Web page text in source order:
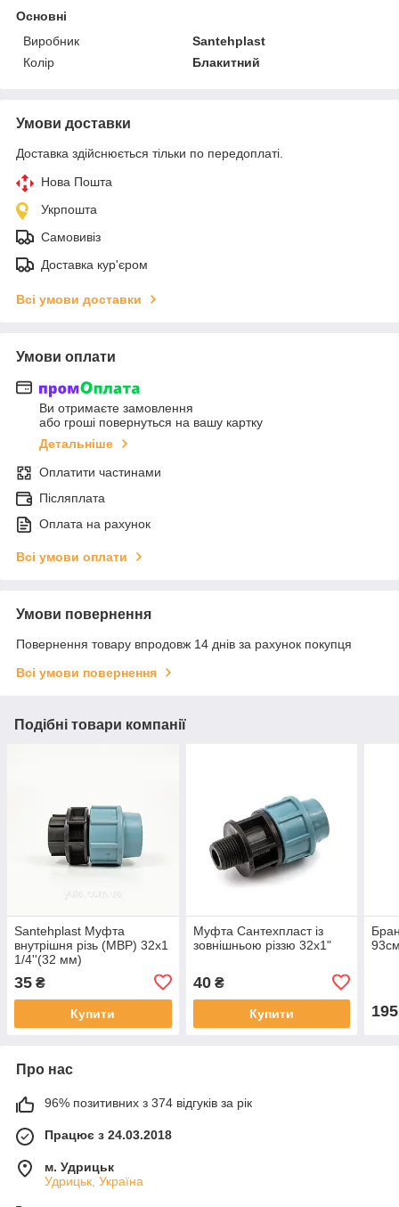
Основні
Виробник
Santehplast
Колір
Блакитний
Умови доставки
Доставка здійснюється тільки по передоплаті.
Нова Пошта
Укрпошта
Самовивіз
Доставка кур'єром
Всі умови доставки
Умови оплати
Ви отримаєте замовлення
або гроші повернуться на вашу картку
Детальніше
Оплатити частинами
Післяплата
Оплата на рахунок
Всі умови оплати
Умови повернення
Повернення товару впродовж 14 днів за рахунок покупця
Всі умови повернення
Подібні товари компанії
Santehplast Муфта
внутрішня різь (МВР) 32х1
1/4''(32 мм)
35 ₴
Купити
Муфта Сантехпласт із
зовнішньою різзю 32x1"
40₴
Купити 195
Про нас
96% позитивних з 374 відгуків за рік
Працює з 24.03.2018
м. Удрицьк
Удрицьк, Україна